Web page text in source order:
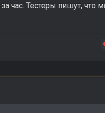
час. Тестеры пишут, что